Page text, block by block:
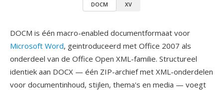
DOCM XV
DOCM is één macro-enabled documentformaat voor
Microsoft Word, geintroduceerd met Office 2007 als
onderdeel van de Office Open XML-familie. Structureel
identiek aan DOCX — één ZIP-archief met XML-onderdelen
voor documentinhoud, stijlen, thema's en media — voegt